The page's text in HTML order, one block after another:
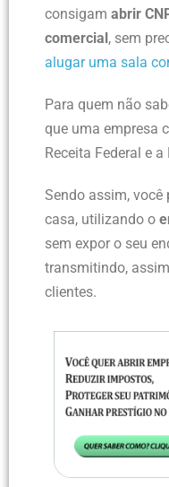
consigam abrir
comercial , sem
alugar uma sala
Para quem não
que uma empresa
Receita Federal e
Sendo assim,
casa, utilizando o
sem expor o seu
transmitindo,
clientes.